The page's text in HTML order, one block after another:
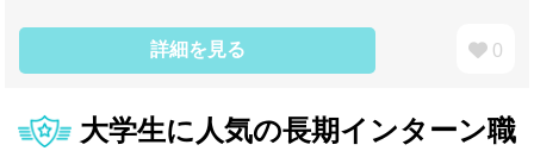
詳細を見る 0
大学生に人気の長期インターン職